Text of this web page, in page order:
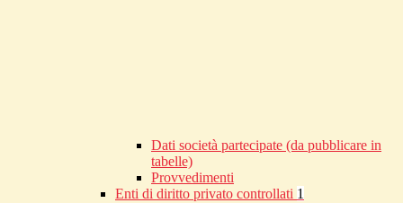
Dati società partecipate (da pubblicare in
tabelle)
Provvedimenti
Enti di diritto privato controllati 1